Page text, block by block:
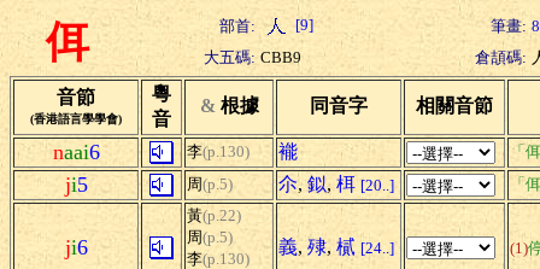
佴 部首: [9] 筆畫: 8
大五碼: CBB9 倉頡碼:
音節
(香港語言學學會)
粵
音
& 根據 同音字 相關音節
naai6 李(p.130) 褦 「
ji5 周(p.5) 尒, 鉯, 栮 [20..] 「
ji6
黃(p.22)
周(p.5)
李(p.130)
義, 殔, 樲 [24..] (1)